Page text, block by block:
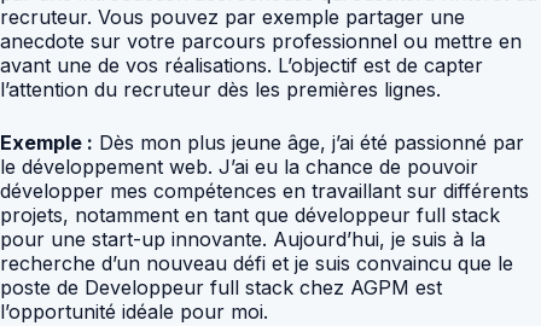
recruteur. Vous pouvez par exemple partager une
anecdote sur votre parcours professionnel ou mettre en
avant une de vos réalisations. L’objectif est de capter
l’attention du recruteur dès les premières lignes.
Exemple : Dès mon plus jeune âge, j’ai été passionné par
le développement web. J’ai eu la chance de pouvoir
développer mes compétences en travaillant sur différents
projets, notamment en tant que développeur full stack
pour une start-up innovante. Aujourd’hui, je suis à la
recherche d’un nouveau défi et je suis convaincu que le
poste de Developpeur full stack chez AGPM est
l’opportunité idéale pour moi.